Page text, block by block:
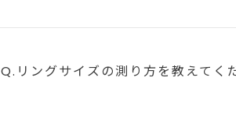
Q.リングサイズの測り方を教えてく